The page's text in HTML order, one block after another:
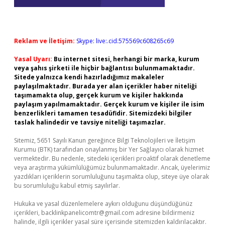
Reklam ve İletişim: Skype: live:.cid.575569c608265c69
Yasal Uyarı: Bu internet sitesi, herhangi bir marka, kurum
veya şahıs şirketi ile hiçbir bağlantısı bulunmamaktadır.
Sitede yalnızca kendi hazırladığımız makaleler
paylaşılmaktadır. Burada yer alan içerikler haber niteliği
taşımamakta olup, gerçek kurum ve kişiler hakkında
paylaşım yapılmamaktadır. Gerçek kurum ve kişiler ile isim
benzerlikleri tamamen tesadüfidir. Sitemizdeki bilgiler
taslak halindedir ve tavsiye niteliği taşımazlar.
Sitemiz, 5651 Sayılı Kanun gereğince Bilgi Teknolojileri ve İletişim
Kurumu (BTK) tarafından onaylanmış bir Yer Sağlayıcı olarak hizmet
vermektedir. Bu nedenle, sitedeki içerikleri proaktif olarak denetleme
veya araştırma yükümlülüğümüz bulunmamaktadır. Ancak, üyelerimiz
yazdıkları içeriklerin sorumluluğunu taşımakta olup, siteye üye olarak
bu sorumluluğu kabul etmiş sayılırlar.
Hukuka ve yasal düzenlemelere aykırı olduğunu düşündüğünüz
içerikleri, backlinkpanelicomtr@gmail.com adresine bildirmeniz
halinde, ilgili içerikler yasal süre içerisinde sitemizden kaldırılacaktır.